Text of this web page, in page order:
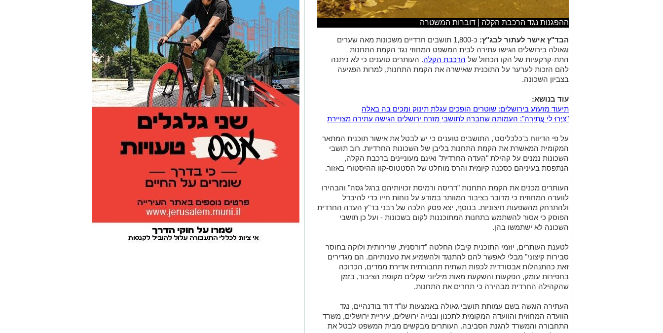
ההפגנות נגד הרכבת הקלה | דוברות המשטרה
הבד"ץ אישר לעתור לבג"ץ:
כ-1,800 תושבים חרדיים משכונות מאה שערים
וגאולה בירושלים הגישו עתירה לבית המשפט המחוזי נגד הקמת התחנות
התת-קרקעיות של הקו הכחול של הרכבת הקלה. העותרים טוענים כי לא ניתנה
להם הזכות לערער על התוכנית שאישרה את הקמת התחנות, למרות הפגיעה
בצביון השכונה.
עוד בנושא:
תיעוד מזעזע בירושלים: שוטרים הופכים עגלת תינוק ומכים בה באלה
"צַיְּרוּ לִי עֲתִירָה": העמותה שחברה לתושבי מזרח ירושלים הגישה עתירה מצויירת
על פי הדיווח ב'כלכליסט', התושבים טוענים כי יש לבטל את אישור תוכנית המתאר
המקומית המאשרת את הקמת התחנות בליבן של השכונות החרדיות. רוב תושבי
השכונות נמנים על קהילת "העדה החרדית" ואינם מעוניינים ברכבת הקלה,
הנתפסת בעיניהם כסכנה קיומית והרס מוחלט של הסטטוס-קוו ההיסטורי באזור.
העותרים מכנים את הקמת התחנות "דריסה ורמיסת זכויותיהם ברגל גסה" והבהירו
לוועדה המחוזית כי מדובר בציבור המוותר במודע על נוחות חייו כדי להיבדל
ולהתרחק מהשפעות חיצוניות. בנוסף, יצא פסק הלכה של רבני בד"ץ העדה החרדית
הפוסק כי אסור להשתמש בתחנות המתוכננות לקום בשכונות - ועל כן תושבי
השכונה לא ישתמשו בהן.
לטענת העותרים, יוזמי התוכנית קיבלו החלטה "דורסנית, שרירותית ולוקה בחוסר
סבירות קיצוני" מבלי לאפשר להם להתנגד ולהשמיע את טענותיהם. הם מגדירים
זאת כהתנהלות אבסורדית לכפות תשתית תחבורתית אדירת ממדים, הכרוכה
בחפירות עומק, הפקעות והשקעת מאות מיליוני שקלים מקופת הציבור, בזמן
שהקהילה החרדית מבהירה כי תחרים את התחנות.
העתירה הוגשה בשם עמותת תושבי גאולה באמצעות עו"ד דוד בודנהיים, נגד
הוועדה המחוזית והוועדה המקומית לתכנון ובנייה ירושלים, עיריית ירושלים, משרד
התחבורה והמשרד להגנת הסביבה. העותרים מבקשים מבית המשפט לבטל את